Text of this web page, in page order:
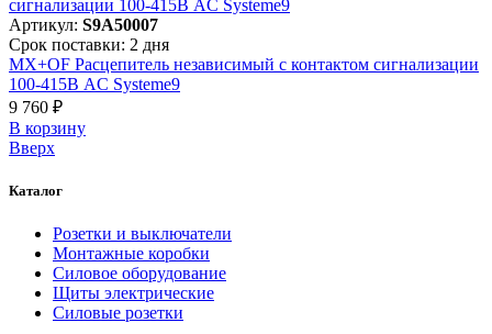
Артикул: S9A50007
Срок поставки: 2 дня
MX+OF Расцепитель независимый с контактом сигнализации
100-415В AC Systeme9
9 760 ₽
В корзинy
Вверх
Каталог
Розетки и выключатели
Монтажные коробки
Силовое оборудование
Щиты электрические
Силовые розетки